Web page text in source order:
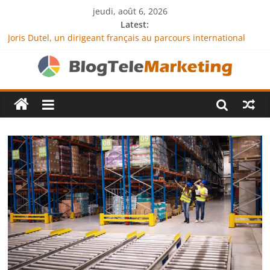
jeudi, août 6, 2026
Latest:
Joris Dutel, un dirigeant français au parcours international
Agria Assurance Animaux : comment l’entreprise se
démarque-t-elle de la concurrence ?
JCA Academy : l’excellence au service de l’indépendance
financière
Denis Bouclon : la diplomatie éducative comme moteur de
Next Terra International : des solutions logistiques au service
du commerce international